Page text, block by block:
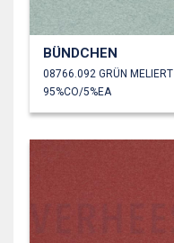
BÜNDCHEN
08766.092 GRÜN MELIERT
95%CO/5%EA